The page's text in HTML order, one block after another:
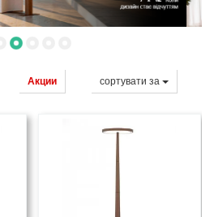
сортувати за
Акции